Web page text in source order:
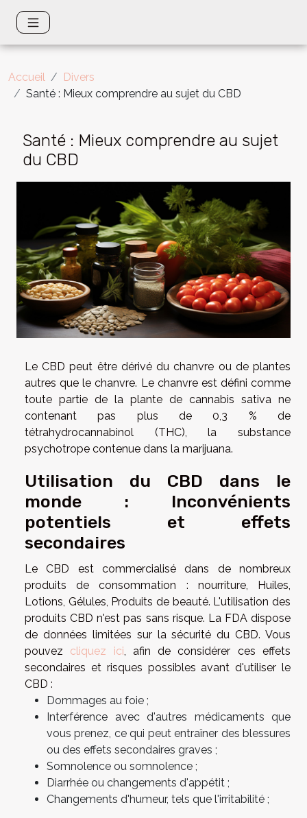
Accueil
Divers
Santé : Mieux comprendre au sujet du CBD
Santé : Mieux comprendre au sujet
du CBD
Le CBD peut être dérivé du chanvre ou de plantes
autres que le chanvre. Le chanvre est défini comme
toute partie de la plante de cannabis sativa ne
contenant pas plus de 0,3 % de
tétrahydrocannabinol (THC), la substance
psychotrope contenue dans la marijuana.
Utilisation du CBD dans le
monde : Inconvénients
potentiels et effets
secondaires
Le CBD est commercialisé dans de nombreux
produits de consommation : nourriture, Huiles,
Lotions, Gélules, Produits de beauté. L'utilisation des
produits CBD n'est pas sans risque. La FDA dispose
de données limitées sur la sécurité du CBD. Vous
pouvez cliquez ici, afin de considérer ces effets
secondaires et risques possibles avant d'utiliser le
CBD :
Dommages au foie ;
Interférence avec d'autres médicaments que
vous prenez, ce qui peut entraîner des blessures
ou des effets secondaires graves ;
Somnolence ou somnolence ;
Diarrhée ou changements d'appétit ;
Changements d'humeur, tels que l'irritabilité ;